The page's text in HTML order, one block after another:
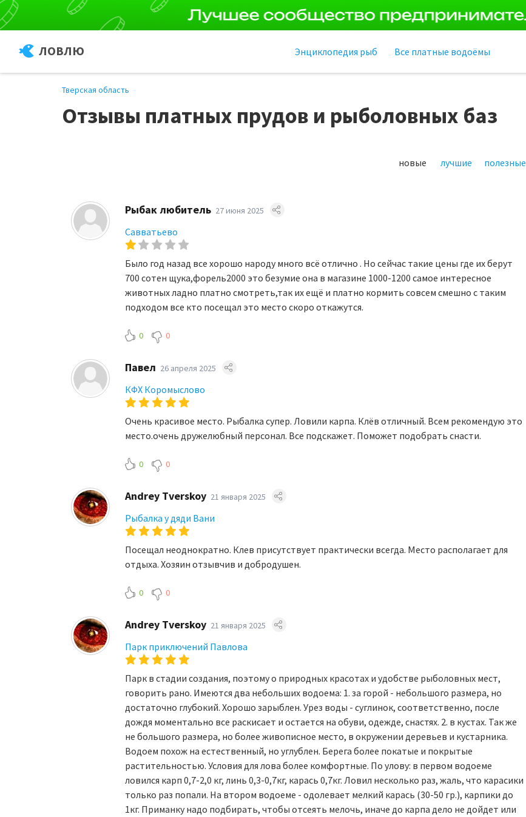
ЛОВЛЮ Энциклопедия рыб Все платные водоёмы
Тверская область
Отзывы платных прудов и рыболовных баз
новые лучшие полезные
Рыбак любитель 27 июня 2025
Савватьево
Было год назад все хорошо народу много всё отлично . Но сейчас такие цены где их берут
700 сотен щука,форель2000 это безумие она в магазине 1000-1200 самое интересное
животных ладно платно смотреть,так их ещё и платно кормить совсем смешно с таким
подходом все кто посещал это место скоро откажутся.
0 0
Павел 26 апреля 2025
КФХ Коромыслово
Очень красивое место. Рыбалка супер. Ловили карпа. Клёв отличный. Всем рекомендую это
место.очень дружелюбный персонал. Все подскажет. Поможет подобрать снасти.
0 0
Andrey Tverskoy 21 января 2025
Рыбалка у дяди Вани
Посещал неоднократно. Клев присутствует практически всегда. Место располагает для
отдыха. Хозяин отзывчив и добродушен.
0 0
Andrey Tverskoy 21 января 2025
Парк приключений Павлова
Парк в стадии создания, поэтому о природных красотах и удобстве рыболовных мест,
говорить рано. Имеются два небольших водоема: 1. за горой - небольшого размера, но
достаточно глубокий. Хорошо зарыблен. Урез воды - суглинок, соответственно, после
дождя моментально все раскисает и остается на обуви, одежде, снастях. 2. в кустах. Так же
не большого размера, но более живописное место, в окружении деревьев и кустарника.
Водоем похож на естественный, но углублен. Берега более покатые и покрытые
растительностью. Условия для лова более комфортные. По улову: в первом водоеме
ловился карп 0,7-2,0 кг, линь 0,3-0,7кг, карась 0,7кг. Ловил несколько раз, жаль, что карасики
только раз попали. На втором водоеме - одолевает мелкий карась (30-50 гр.), карпики до
1кг. Приманку надо подбирать, чтобы отсеять мелочь, иначе до карпа дело не дойдет или